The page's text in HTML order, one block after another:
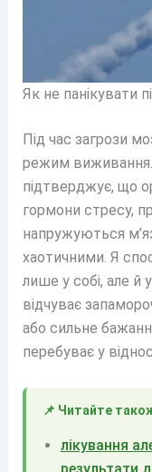
Як не панікувати
Під час загрози
режим
підтверджує, що
гормони стресу,
напружуються
хаотичними. Я
лише у собі, але й
відчуває
або сильне
перебуває у
📌 Читайте
лікування